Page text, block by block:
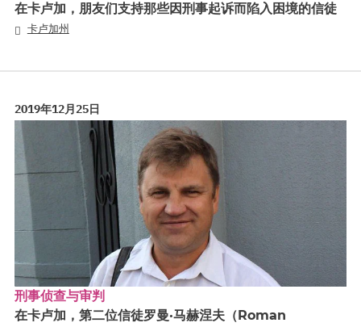
在卡卢加，朋友们支持那些因刑事起诉而陷入困境的信徒
卡卢加州
2019年12月25日
刑事侦查与审判
在卡卢加，第二位信徒罗曼·马赫涅夫（Roman